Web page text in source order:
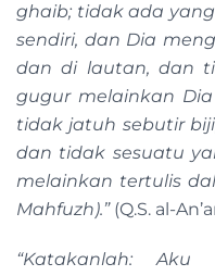
ghaib; tidak ada
sendiri, dan Dia
dan di lautan, dan
gugur melainkan
tidak jatuh sebutir
dan tidak sesuatu
melainkan tertulis
Mahfuzh).”(Q.S. al-
“Katakanlah: